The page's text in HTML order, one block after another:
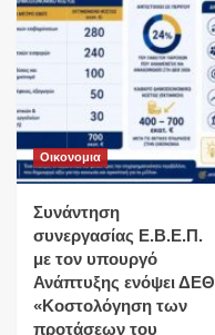
Οικονομια
Συνάντηση
συνεργασίας Ε.Β.Ε.Π.
με τον υπουργό
Ανάπτυξης ενόψει ΔΕΘ
«Κοστολόγηση των
προτάσεων του